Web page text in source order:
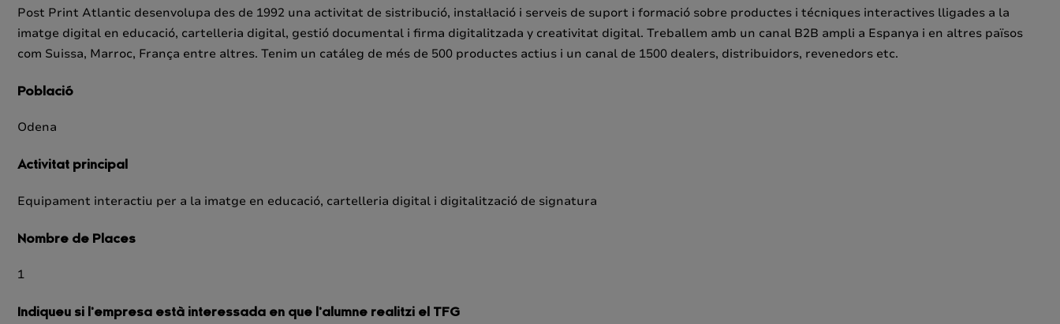
Post Print Atlantic desenvolupa des de 1992 una activitat de sistribució, instal·lació i serveis de suport i formació sobre productes i técniques interactives lligades a la
imatge digital en educació, cartelleria digital, gestió documental i firma digitalitzada y creativitat digital. Treballem amb un canal B2B ampli a Espanya i en altres països
com Suissa, Marroc, França entre altres. Tenim un catáleg de més de 500 productes actius i un canal de 1500 dealers, distribuidors, revenedors etc.
Població
Odena
Activitat principal
Equipament interactiu per a la imatge en educació, cartelleria digital i digitalització de signatura
Nombre de Places
1
Indiqueu si l’empresa està interessada en que l’alumne realitzi el TFG